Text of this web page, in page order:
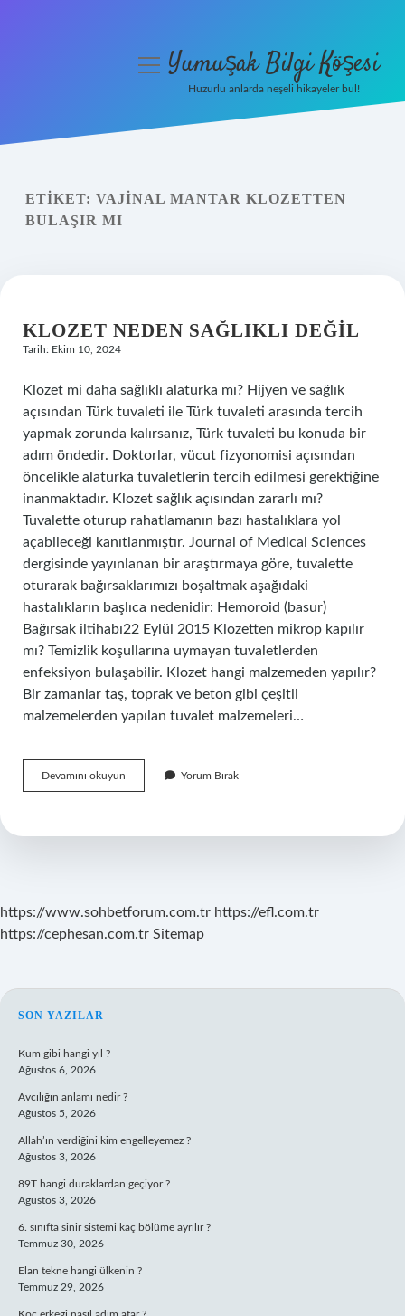
Yasal Uyarı
menüyüYumuşak Bilgi Köşesi
Huzurlu anlarda neşeli hikayeler bul!
ETIKET: VAJINAL MANTAR KLOZETTEN
BULAŞIR MI
KLOZET NEDEN SAĞLIKLI DEĞIL
Tarih: Ekim 10, 2024
Klozet mi daha sağlıklı alaturka mı? Hijyen ve sağlık
açısından Türk tuvaleti ile Türk tuvaleti arasında tercih
yapmak zorunda kalırsanız, Türk tuvaleti bu konuda bir
adım öndedir. Doktorlar, vücut fizyonomisi açısından
öncelikle alaturka tuvaletlerin tercih edilmesi gerektiğine
inanmaktadır. Klozet sağlık açısından zararlı mı?
Tuvalette oturup rahatlamanın bazı hastalıklara yol
açabileceği kanıtlanmıştır. Journal of Medical Sciences
dergisinde yayınlanan bir araştırmaya göre, tuvalette
oturarak bağırsaklarımızı boşaltmak aşağıdaki
hastalıkların başlıca nedenidir: Hemoroid (basur)
Bağırsak iltihabı22 Eylül 2015 Klozetten mikrop kapılır
mı? Temizlik koşullarına uymayan tuvaletlerden
enfeksiyon bulaşabilir. Klozet hangi malzemeden yapılır?
Bir zamanlar taş, toprak ve beton gibi çeşitli
malzemelerden yapılan tuvalet malzemeleri…
Devamını okuyun
Neden
Yorum Bırak
https://www.sohbetforum.com.tr https://efl.com.tr
https://cephesan.com.tr Sitemap
SIDEBAR
SON YAZILAR
Kum gibi hangi yıl ?
Ağustos 6, 2026
Avcılığın anlamı nedir ?
Ağustos 5, 2026
Allah’ın verdiğini kim engelleyemez ?
Ağustos 3, 2026
89T hangi duraklardan geçiyor ?
Ağustos 3, 2026
6. sınıfta sinir sistemi kaç bölüme ayrılır ?
Temmuz 30, 2026
Elan tekne hangi ülkenin ?
Temmuz 29, 2026